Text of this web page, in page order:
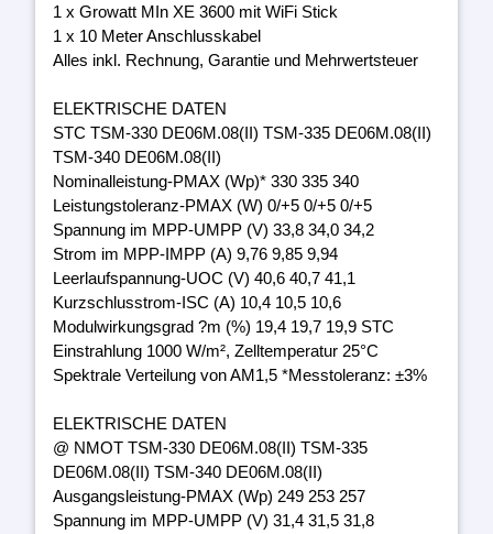
1 x Growatt MIn XE 3600 mit WiFi Stick
1 x 10 Meter Anschlusskabel
Alles inkl. Rechnung, Garantie und Mehrwertsteuer
ELEKTRISCHE DATEN
STC TSM-330 DE06M.08(II) TSM-335 DE06M.08(II)
TSM-340 DE06M.08(II)
Nominalleistung-PMAX (Wp)* 330 335 340
Leistungstoleranz-PMAX (W) 0/+5 0/+5 0/+5
Spannung im MPP-UMPP (V) 33,8 34,0 34,2
Strom im MPP-IMPP (A) 9,76 9,85 9,94
Leerlaufspannung-UOC (V) 40,6 40,7 41,1
Kurzschlusstrom-ISC (A) 10,4 10,5 10,6
Modulwirkungsgrad ?m (%) 19,4 19,7 19,9 STC
Einstrahlung 1000 W/m², Zelltemperatur 25°C
Spektrale Verteilung von AM1,5 *Messtoleranz: ±3%
ELEKTRISCHE DATEN
@ NMOT TSM-330 DE06M.08(II) TSM-335
DE06M.08(II) TSM-340 DE06M.08(II)
Ausgangsleistung-PMAX (Wp) 249 253 257
Spannung im MPP-UMPP (V) 31,4 31,5 31,8